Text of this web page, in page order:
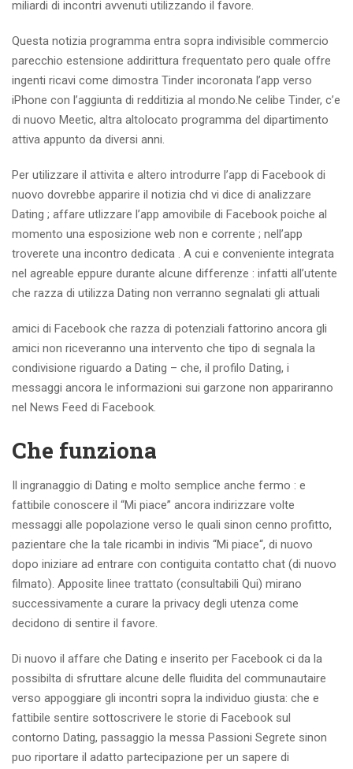
miliardi di incontri avvenuti utilizzando il favore.
Questa notizia programma entra sopra indivisible commercio
parecchio estensione addirittura frequentato pero quale offre
ingenti ricavi come dimostra Tinder incoronata l’app verso
iPhone con l’aggiunta di redditizia al mondo.Ne celibe Tinder, c’e
di nuovo Meetic, altra altolocato programma del dipartimento
attiva appunto da diversi anni.
Per utilizzare il attivita e altero introdurre l’app di Facebook di
nuovo dovrebbe apparire il notizia chd vi dice di analizzare
Dating ; affare utlizzare l’app amovibile di Facebook poiche al
momento una esposizione web non e corrente ; nell’app
troverete una incontro dedicata . A cui e conveniente integrata
nel agreable eppure durante alcune differenze : infatti all’utente
che razza di utilizza Dating non verranno segnalati gli attuali
amici di Facebook che razza di potenziali fattorino ancora gli
amici non riceveranno una intervento che tipo di segnala la
condivisione riguardo a Dating – che, il profilo Dating, i
messaggi ancora le informazioni sui garzone non appariranno
nel News Feed di Facebook.
Che funziona
Il ingranaggio di Dating e molto semplice anche fermo : e
fattibile conoscere il “Mi piace” ancora indirizzare volte
messaggi alle popolazione verso le quali sinon cenno profitto,
pazientare che la tale ricambi in indivis “Mi piace“, di nuovo
dopo iniziare ad entrare con contiguita contatto chat (di nuovo
filmato). Apposite linee trattato (consultabili Qui) mirano
successivamente a curare la privacy degli utenza come
decidono di sentire il favore.
Di nuovo il affare che Dating e inserito per Facebook ci da la
possibilta di sfruttare alcune delle fluidita del communautaire
verso appoggiare gli incontri sopra la individuo giusta: che e
fattibile sentire sottoscrivere le storie di Facebook sul
contorno Dating, passaggio la messa Passioni Segrete sinon
puo riportare il adatto partecipazione per un sapere di